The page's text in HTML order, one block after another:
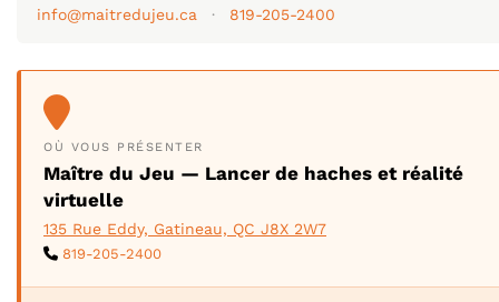
info@maitredujeu.ca · 819-205-2400
OÙ VOUS PRÉSENTER
Maître du Jeu — Lancer de haches et réalité
virtuelle
135 Rue Eddy, Gatineau, QC J8X 2W7
819-205-2400